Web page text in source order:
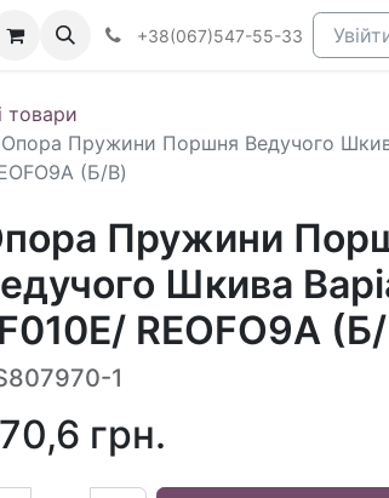
+38(067)547-55-33
товари
Опора Пружини Поршня Ведучого
(Б/В)
Пружини
Шкива
REOFO9A
1
грн.